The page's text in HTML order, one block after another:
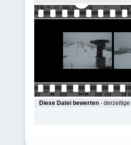
Diese Datei bewerten -